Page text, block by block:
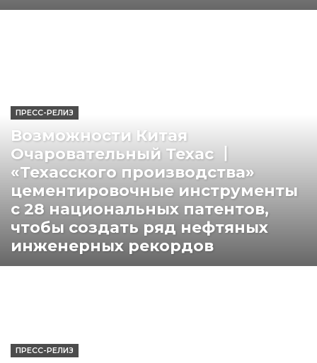
ПРЕСС-РЕЛИЗ
Возможности Китая
Очаровательный Техас 丨
«Техасского производства»
цементировочные инструменты
с 28 национальных патентов,
чтобы создать ряд нефтяных
инженерных рекордов
ПРЕСС-РЕЛИЗ